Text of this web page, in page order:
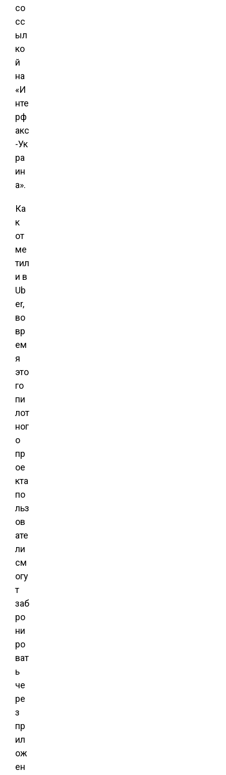
со
сс
ыл
ко
й
на
«И
нте
рф
акс
-Ук
ра
ин
а».
Ка
к
от
ме
тил
и в
Ub
er,
во
вр
ем
я
это
го
пи
лот
ног
о
пр
ое
кта
по
льз
ов
ате
ли
см
огу
т
заб
ро
ни
ро
ват
ь
че
ре
з
пр
ил
ож
ен